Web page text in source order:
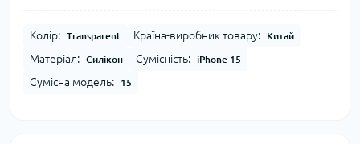
Колір: Transparent Країна-виробник товару: Китай
Матеріал: Силікон Сумісність: iPhone 15
Сумісна модель: 15